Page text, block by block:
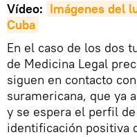
Vídeo: Imágenes del
Cuba
En el caso de los dos
de Medicina Legal
siguen en contacto
suramericana, que ya
y se espera el perfil
identificación positiva